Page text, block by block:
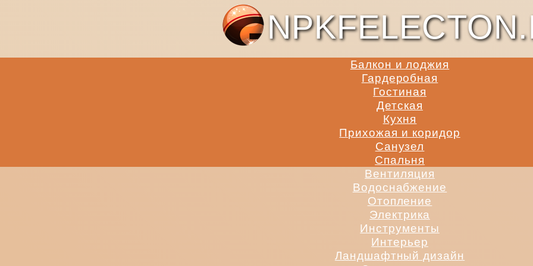
Балкон и лоджия
Гардеробная
Гостиная
Детская
Кухня
Прихожая и коридор
Санузел
Спальня
Вентиляция
Водоснабжение
Отопление
Электрика
Инструменты
Интерьер
Ландшафтный дизайн